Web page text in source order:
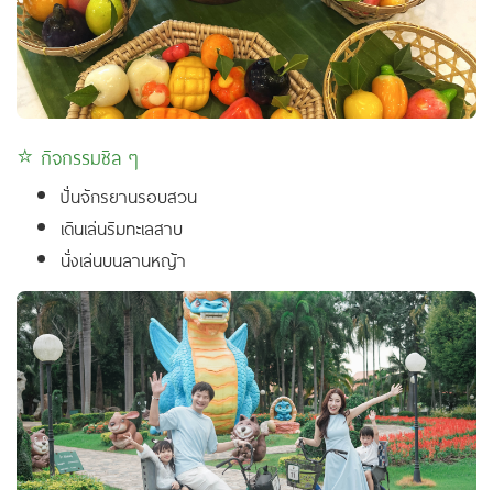
⭐ กิจกรรมชิล ๆ
ปั่นจักรยานรอบสวน
เดินเล่นริมทะเลสาบ
นั่งเล่นบนลานหญ้า